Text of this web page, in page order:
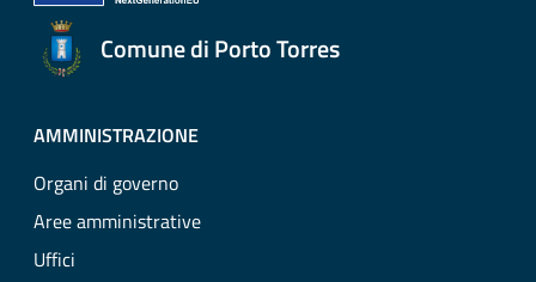
Comune di Porto Torres
AMMINISTRAZIONE
Organi di governo
Aree amministrative
Uffici